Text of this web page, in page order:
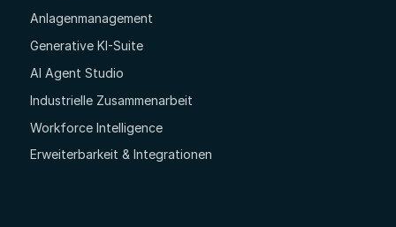
Anlagenmanagement
Generative KI-Suite
AI Agent Studio
Industrielle Zusammenarbeit
Workforce Intelligence
Erweiterbarkeit & Integrationen